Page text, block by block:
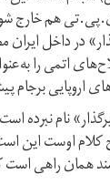
هم خارج
در داخل
اتمی را
اروپایی برجام
نام نبرده
اوست این
همان راهی